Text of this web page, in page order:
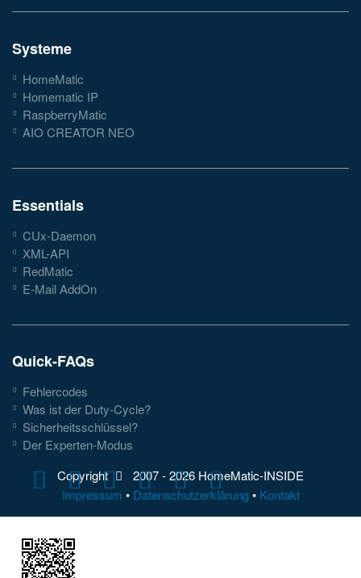
Systeme
HomeMatic
Homematic IP
RaspberryMatic
AIO CREATOR NEO
Essentials
CUx-Daemon
XML-API
RedMatic
E-Mail AddOn
Quick-FAQs
Fehlercodes
Was ist der Duty-Cycle?
Sicherheitsschlüssel?
Der Experten-Modus
Copyright
2007 - 2026 HomeMatic-INSIDE
Impressum • Datenschutzerklärung• Kontakt